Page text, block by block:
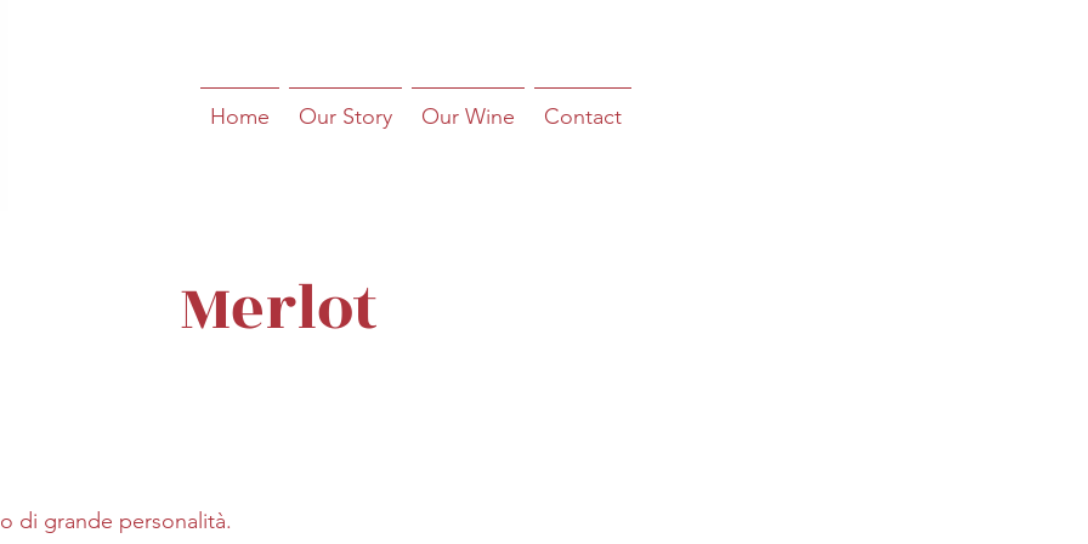
Home Our Story Our Wine Contact
Merlot
di grande personalità.